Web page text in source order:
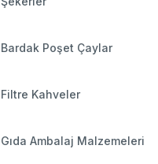
Bardak Poşet Çaylar
Filtre Kahveler
Gıda Ambalaj Malzemeleri